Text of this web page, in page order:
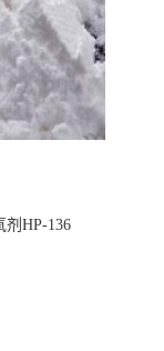
HP-136